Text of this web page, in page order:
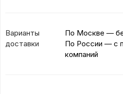
Варианты
доставки
По Москве —
По России — с
компаний